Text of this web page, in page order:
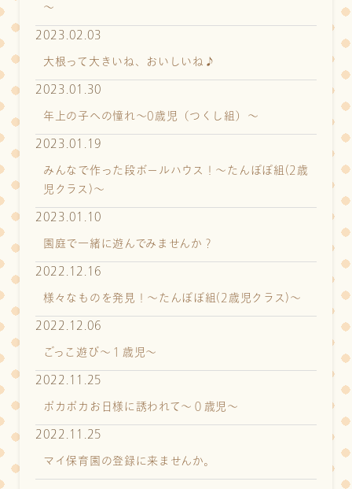
～
2023.02.03
大根って大きいね、おいしいね♪
2023.01.30
年上の子への憧れ～0歳児（つくし組）～
2023.01.19
みんなで作った段ボールハウス！～たんぽぽ組(2歳
児クラス)～
2023.01.10
園庭で一緒に遊んでみませんか？
2022.12.16
様々なものを発見！～たんぽぽ組(2歳児クラス)～
2022.12.06
ごっこ遊び～１歳児～
2022.11.25
ポカポカお日様に誘われて～０歳児～
2022.11.25
マイ保育園の登録に来ませんか。